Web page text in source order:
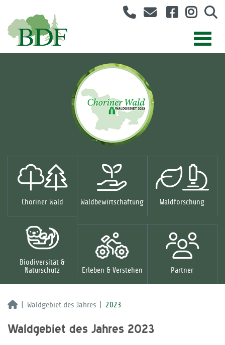
Choriner Wald Waldbewirtschaftung Waldforschung
Biodiversität &
Naturschutz
Erleben & Verstehen Partner
Waldgebiet des Jahres 2023
Waldgebiet des Jahres 2023